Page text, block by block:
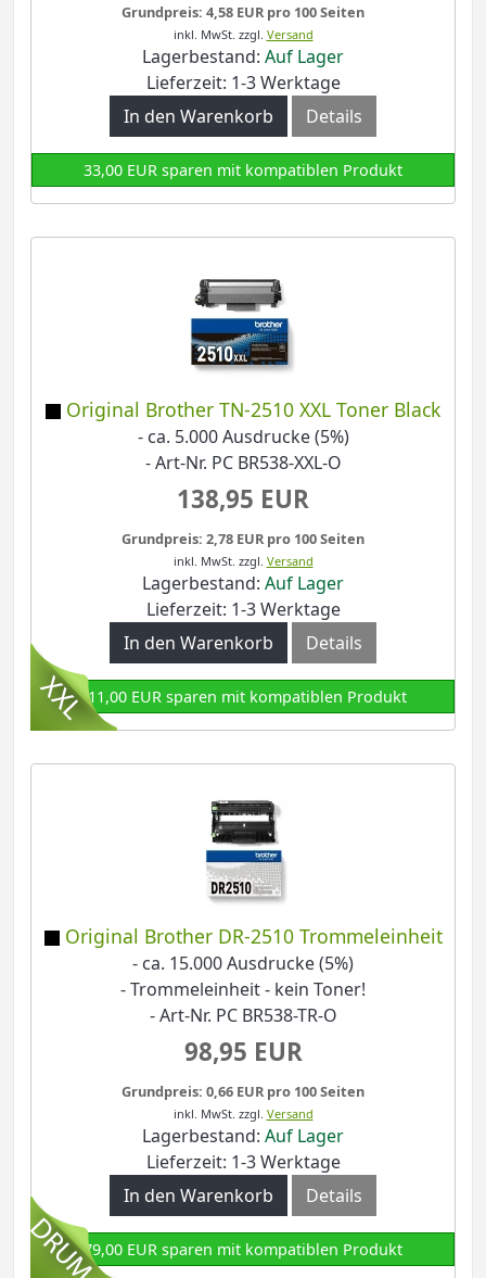
Grundpreis: 4,58 EUR pro 100 Seiten
inkl. MwSt. zzgl. Versand
Lagerbestand: Auf Lager
Lieferzeit: 1-3 Werktage
In den Warenkorb
Details
33,00 EUR sparen mit kompatiblen Produkt
Original Brother TN-2510 XXL Toner Black
- ca. 5.000 Ausdrucke (5%)
- Art-Nr. PC BR538-XXL-O
138,95 EUR
Grundpreis: 2,78 EUR pro 100 Seiten
inkl. MwSt. zzgl. Versand
Lagerbestand: Auf Lager
Lieferzeit: 1-3 Werktage
In den Warenkorb
Details
111,00 EUR sparen mit kompatiblen Produkt
Original Brother DR-2510 Trommeleinheit
- ca. 15.000 Ausdrucke (5%)
- Trommeleinheit - kein Toner!
- Art-Nr. PC BR538-TR-O
98,95 EUR
Grundpreis: 0,66 EUR pro 100 Seiten
inkl. MwSt. zzgl. Versand
Lagerbestand: Auf Lager
Lieferzeit: 1-3 Werktage
In den Warenkorb
Details
79,00 EUR sparen mit kompatiblen Produkt